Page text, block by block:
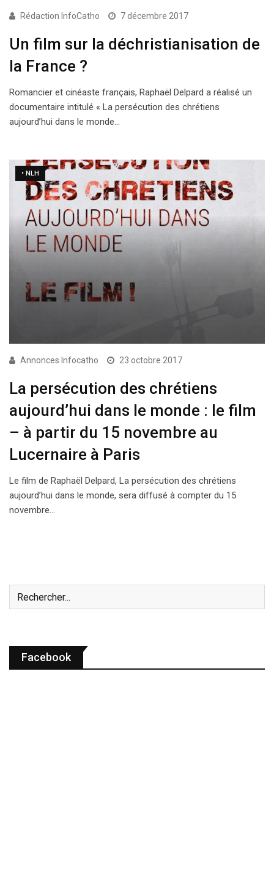
Rédaction InfoCatho 7 décembre 2017
Un film sur la déchristianisation de
la France ?
Romancier et cinéaste français, Raphaël Delpard a réalisé un
documentaire intitulé « La persécution des chrétiens
aujourd’hui dans le monde…
• NLH
Annonces Infocatho 23 octobre 2017
La persécution des chrétiens
aujourd’hui dans le monde : le film
– à partir du 15 novembre au
Lucernaire à Paris
Le film de Raphaël Delpard, La persécution des chrétiens
aujourd’hui dans le monde, sera diffusé à compter du 15
novembre…
Facebook